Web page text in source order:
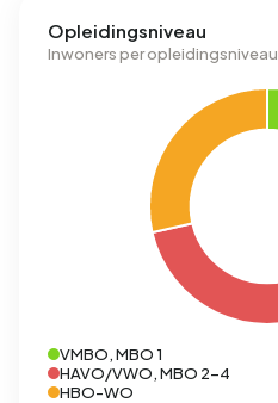
Opleidingsniveau
Inwoners per opleidingsniveau
VMBO, MBO 1
HAVO/VWO, MBO 2-4
HBO-WO